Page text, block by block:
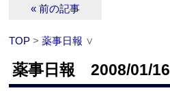
« 前の記事
TOP >薬事日報 ∨
薬事日報 2008/01/16